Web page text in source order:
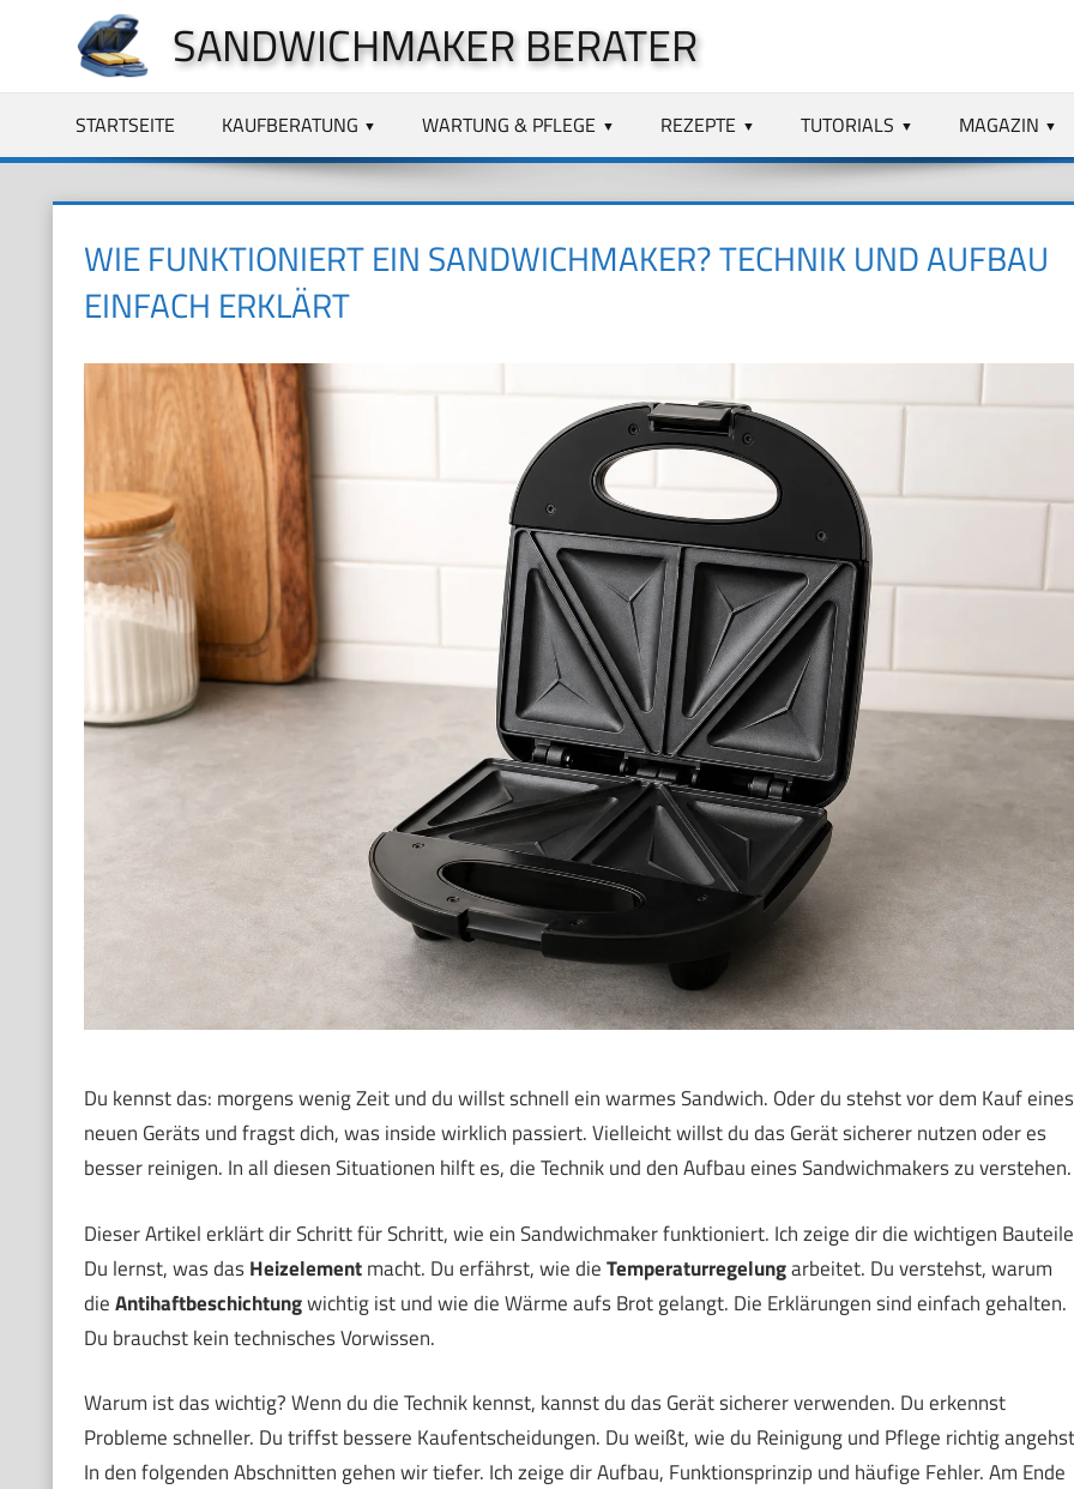
springen
SANDWICHMAKER BERATER
STARTSEITE KAUFBERATUNG WARTUNG & PFLEGE REZEPTE TUTORIALS MAGAZIN
WIE FUNKTIONIERT EIN SANDWICHMAKER? TECHNIK UND AUFBAU
EINFACH ERKLÄRT
Du kennst das: morgens wenig Zeit und du willst schnell ein warmes Sandwich. Oder du stehst vor dem Kauf eines
neuen Geräts und fragst dich, was inside wirklich passiert. Vielleicht willst du das Gerät sicherer nutzen oder es
besser reinigen. In all diesen Situationen hilft es, die Technik und den Aufbau eines Sandwichmakers zu verstehen.
Dieser Artikel erklärt dir Schritt für Schritt, wie ein Sandwichmaker funktioniert. Ich zeige dir die wichtigen
Du lernst, was dasHeizelementmacht. Du erfährst, wie dieTemperaturregelungarbeitet. Du verstehst, warum
dieAntihaftbeschichtungwichtig ist und wie die Wärme aufs Brot gelangt. Die Erklärungen sind einfach gehalten.
Du brauchst kein technisches Vorwissen.
Warum ist das wichtig? Wenn du die Technik kennst, kannst du das Gerät sicherer verwenden. Du erkennst
Probleme schneller. Du triffst bessere Kaufentscheidungen. Du weißt, wie du Reinigung und Pflege richtig
In den folgenden Abschnitten gehen wir tiefer. Ich zeige dir Aufbau, Funktionsprinzip und häufige Fehler. Am Ende